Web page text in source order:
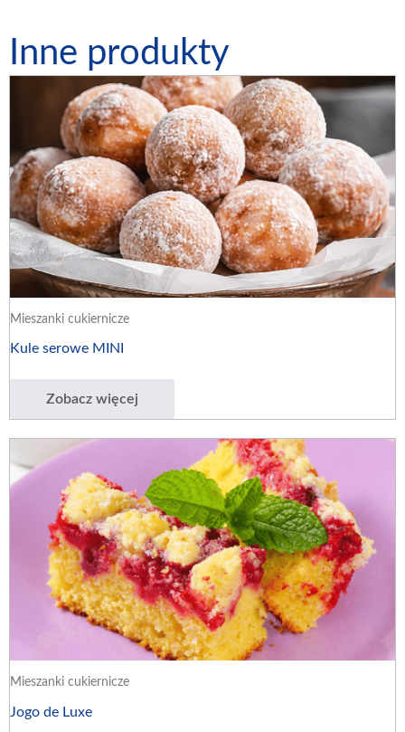
Inne produkty
Mieszanki cukiernicze
Kule serowe MINI
Zobacz więcej
Mieszanki cukiernicze
Jogo de Luxe